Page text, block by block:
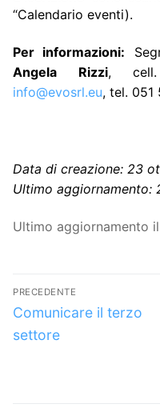
“Calendario eventi).
Per informazioni:
Angela Rizzi, cell.
info@evosrl.eu, tel. 051
Data di creazione: 23
Ultimo aggiornamento:
Ultimo aggiornamento
Navigazione
articoli
PRECEDENTE
Articolo
precedente:
Comunicare il terzo
settore